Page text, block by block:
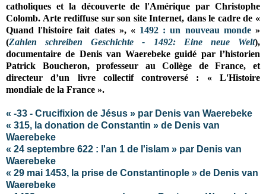
catholiques et la découverte de l'Amérique par Christophe
Colomb. Arte rediffuse sur son site Internet, dans le cadre de «
Quand l'histoire fait dates », « 1492 : un nouveau monde»
(Zahlen schreiben Geschichte - 1492: Eine neue Welt),
documentaire de Denis van Waerebekeguidé par l’historien
Patrick Boucheron, professeur au Collège de France, et
directeur d’un livre collectif controversé : « L'Histoire
mondiale de la France ».
« -33 - Crucifixion de Jésus » par Denis van Waerebeke
« 315, la donation de Constantin » de Denis van
Waerebeke
« 24 septembre 622 : l'an 1 de l'islam » par Denis van
Waerebeke
« 29 mai 1453, la prise de Constantinople » de Denis van
Waerebeke